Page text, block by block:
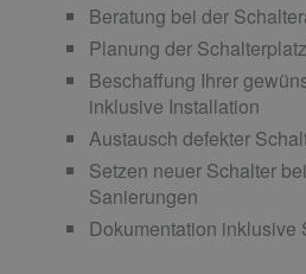
Beratung bei der
Planung der
Beschaffung Ihrer
inklusive Installation
Austausch defekter
Setzen neuer Schalter
Sanierungen
Dokumentation inklusive